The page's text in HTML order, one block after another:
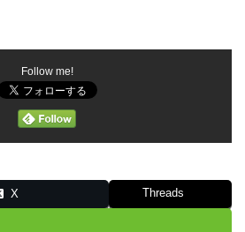
Follow me!
X Threads